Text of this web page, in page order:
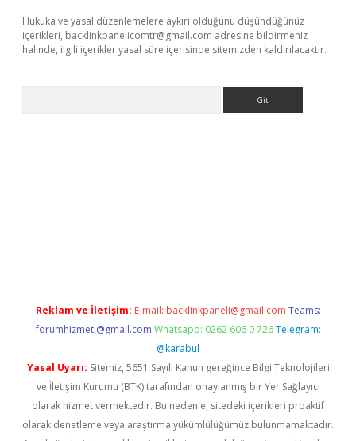
Hukuka ve yasal düzenlemelere aykırı olduğunu düşündüğünüz
içerikleri, backlinkpanelicomtr@gmail.com adresine bildirmeniz
halinde, ilgili içerikler yasal süre içerisinde sitemizden kaldırılacaktır.
Reklam ve İletişim: E-mail: backlinkpaneli@gmail.com Teams:
forumhizmeti@gmail.com Whatsapp: 0262 606 0 726 Telegram:
@karabul
Yasal Uyarı: Sitemiz, 5651 Sayılı Kanun gereğince Bilgi Teknolojileri
ve İletişim Kurumu (BTK) tarafından onaylanmış bir Yer Sağlayıcı
olarak hizmet vermektedir. Bu nedenle, sitedeki içerikleri proaktif
olarak denetleme veya araştırma yükümlülüğümüz bulunmamaktadır.